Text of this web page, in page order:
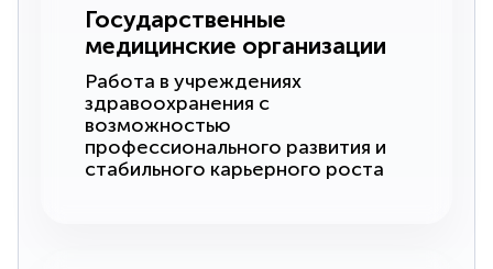
Государственные
медицинские организации
Работа в учреждениях
здравоохранения с
возможностью
профессионального развития и
стабильного карьерного роста